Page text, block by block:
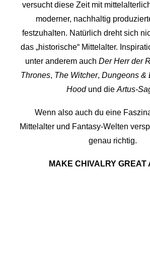
versucht diese Zeit mit
moderner, nachhaltig
festzuhalten. Natürlich dreht sich
das „historische“ Mittelalter.
unter anderem auch Der Herr der
Thrones, The Witcher, Dungeons &
Hoodund die Artus-
Wenn also auch du eine
Mittelalter und Fantasy-Welten
genau richtig.
MAKE CHIVALRY GREAT